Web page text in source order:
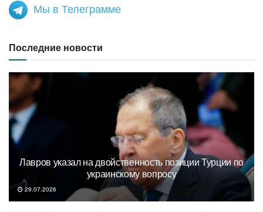
Мы в Телеграмме
Последние новости
Лавров указал на двойственность позиции Турции по
украинскому вопросу
29.07.2026